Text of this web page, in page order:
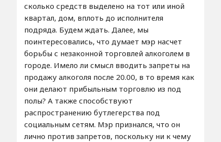
сколько средств выделено на тот или иной
квартал, дом, вплоть до исполнителя
подряда. Будем ждать. Далее, мы
поинтересовались, что думает мэр насчет
борьбы с незаконной торговлей алкоголем в
городе. Имело ли смысл вводить запреты на
продажу алкоголя после 20.00, в то время как
они делают прибыльным торговлю из под
полы? А также способствуют
распространению бутлегерства под
социальным сетям. Мэр признался, что он
лично против запретов, поскольку ни к чему